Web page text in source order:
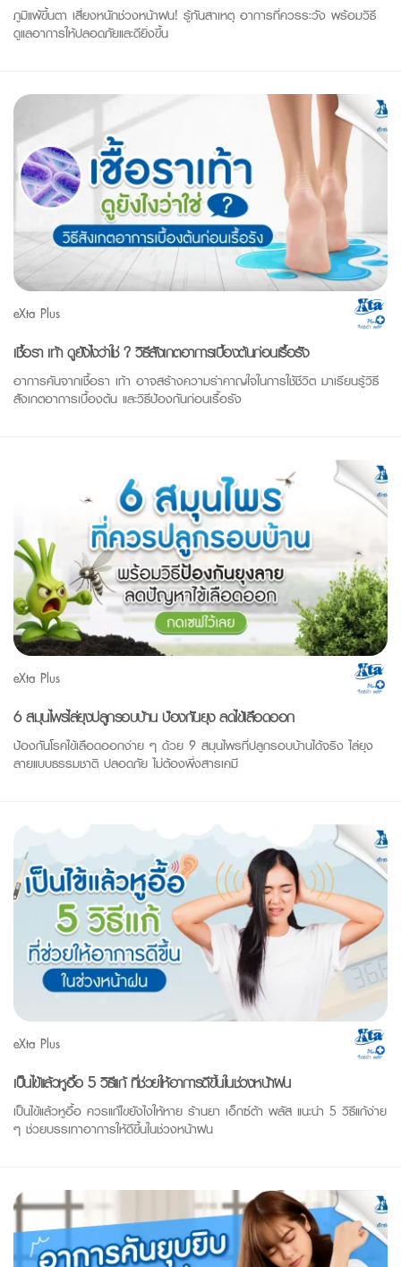
ภูมิแพ้ขึ้นตา เสี่ยงหนักช่วงหน้าฝน! รู้ทันสาเหตุ อาการที่ควรระวัง พร้อมวิธี
ดูแลอาการให้ปลอดภัยและดียิ่งขึ้น
eXta Plus
เชื้อรา เท้า ดูยังไงว่าใช่ ? วิธีสังเกตอาการเบื้องต้นก่อนเรื้อรัง
อาการคันจากเชื้อรา เท้า อาจสร้างความรำคาญใจในการใช้ชีวิต มาเรียนรู้วิธี
สังเกตอาการเบื้องต้น และวิธีป้องกันก่อนเรื้อรัง
eXta Plus
6 สมุนไพรไล่ยุงปลูกรอบบ้าน ป้องกันยุง ลดไข้เลือดออก
ป้องกันโรคไข้เลือดออกง่าย ๆ ด้วย 9 สมุนไพรที่ปลูกรอบบ้านได้จริง ไล่ยุง
ลายแบบธรรมชาติ ปลอดภัย ไม่ต้องพึ่งสารเคมี
eXta Plus
เป็นไข้แล้วหูอื้อ 5 วิธีแก้ ที่ช่วยให้อาการดีขึ้นในช่วงหน้าฝน
เป็นไข้แล้วหูอื้อ ควรแก้ไขยังไงให้หาย ร้านยา เอ็กซ์ต้า พลัส แนะนำ 5 วิธีแก้ง่าย
ๆ ช่วยบรรเทาอาการให้ดีขึ้นในช่วงหน้าฝน